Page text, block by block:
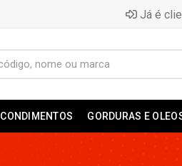
Já é
CONDIMENTOS GORDURAS E